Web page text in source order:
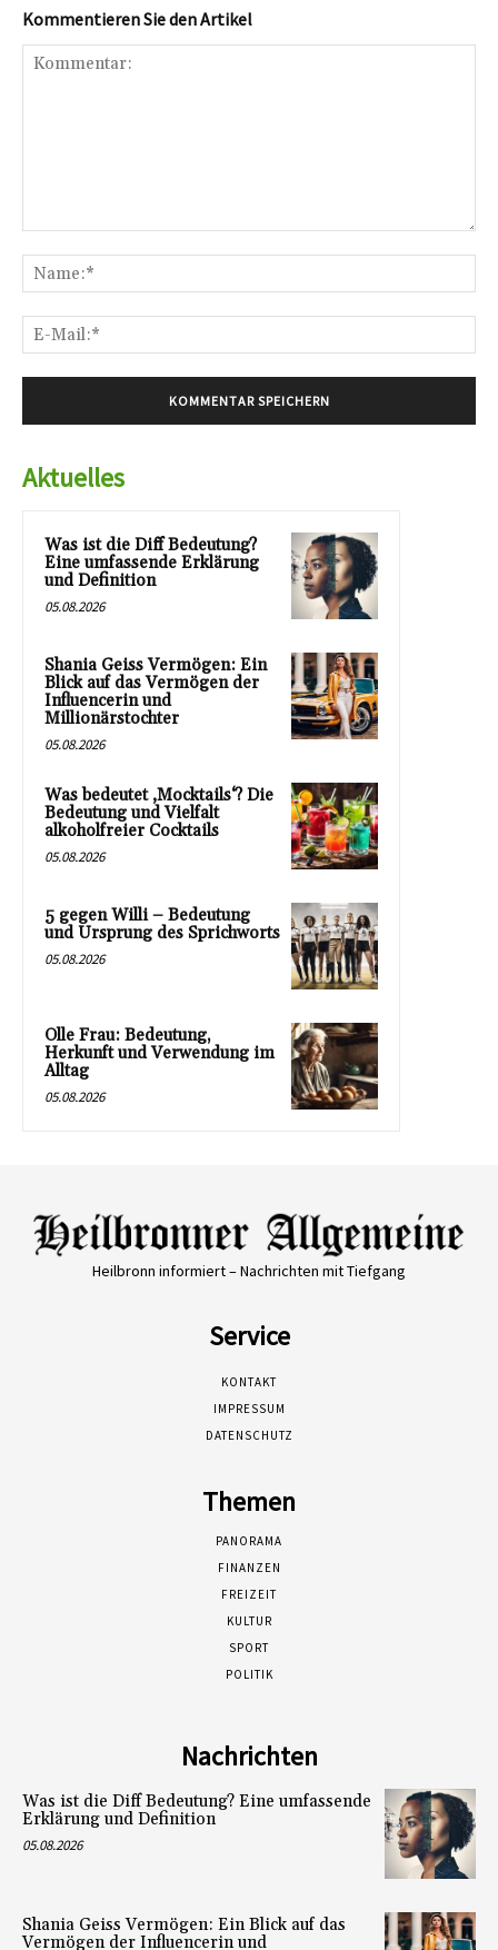
Kommentieren Sie den Artikel
Aktuelles
Was ist die Diff Bedeutung?
Eine umfassende Erklärung
und Definition
05.08.2026
Shania Geiss Vermögen: Ein
Blick auf das Vermögen der
Influencerin und
Millionärstochter
05.08.2026
Was bedeutet ‚Mocktails‘? Die
Bedeutung und Vielfalt
alkoholfreier Cocktails
05.08.2026
5 gegen Willi – Bedeutung
und Ursprung des Sprichworts
05.08.2026
Olle Frau: Bedeutung,
Herkunft und Verwendung im
Alltag
05.08.2026
Heilbronn informiert – Nachrichten mit Tiefgang
Service
KONTAKT
IMPRESSUM
DATENSCHUTZ
Themen
PANORAMA
FINANZEN
FREIZEIT
KULTUR
SPORT
POLITIK
Nachrichten
Was ist die Diff Bedeutung? Eine umfassende
Erklärung und Definition
05.08.2026
Shania Geiss Vermögen: Ein Blick auf das
Vermögen der Influencerin und